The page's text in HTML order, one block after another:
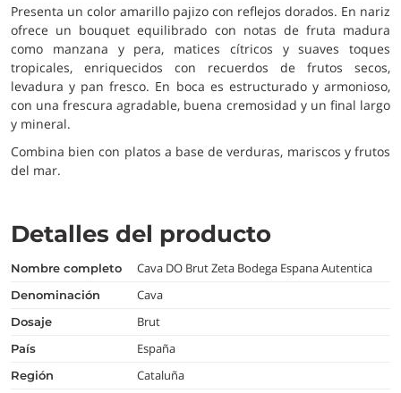
Presenta un color amarillo pajizo con reflejos dorados. En nariz
ofrece un bouquet equilibrado con notas de fruta madura
como manzana y pera, matices cítricos y suaves toques
tropicales, enriquecidos con recuerdos de frutos secos,
levadura y pan fresco. En boca es estructurado y armonioso,
con una frescura agradable, buena cremosidad y un final largo
y mineral.
Combina bien con platos a base de verduras, mariscos y frutos
del mar.
Detalles del producto
nombre completo Cava DO Brut Zeta Bodega Espana Autentica
denominación Cava
dosaje Brut
país España
región Cataluña